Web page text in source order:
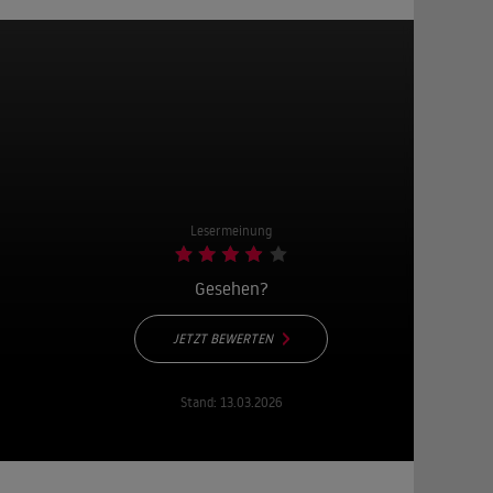
Lesermeinung
Gesehen?
JETZT BEWERTEN
Stand: 13.03.2026